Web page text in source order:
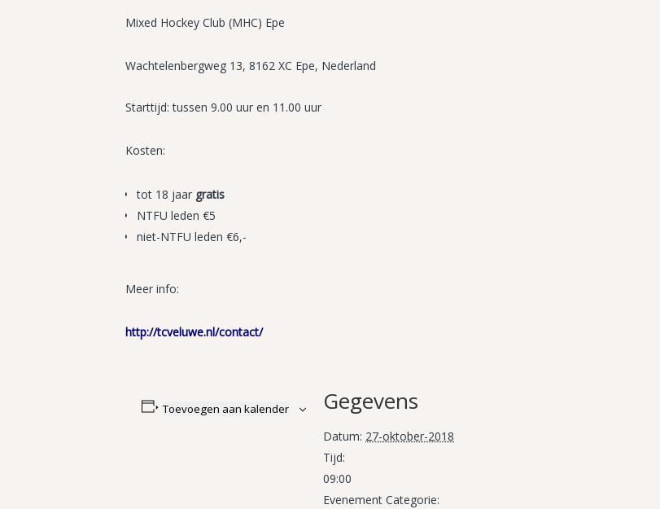
Mixed Hockey Club (MHC) Epe
Wachtelenbergweg 13, 8162 XC Epe, Nederland
Starttijd: tussen 9.00 uur en 11.00 uur
Kosten:
tot 18 jaar gratis
NTFU leden €5
niet-NTFU leden €6,-
Meer info:
http://tcveluwe.nl/contact/
Toevoegen aan kalender Gegevens
Datum: 27-oktober-2018
Tijd:
09:00
Evenement Categorie: